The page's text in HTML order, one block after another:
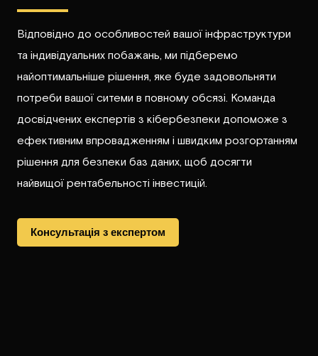
Відповідно до особливостей вашої інфраструктури
та індивідуальних побажань, ми підберемо
найоптимальніше рішення, яке буде задовольняти
потреби вашої ситеми в повному обсязі. Команда
досвідчених експертів з кібербезпеки допоможе з
ефективним впровадженням і швидким розгортанням
рішення для безпеки баз даних, щоб досягти
найвищої рентабельності інвестицій.
​Консультація з експертом​